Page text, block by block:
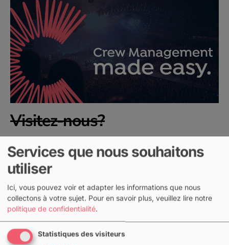
Visitez-nous?
…nous voulions en fait vous inviter à notre stand au
salon Prolight + Sound à Francfort, afin que vous
puissiez vous faire une première impression sur
CrewBrain. Cependant, en raison du nouveau
Coronavirus Covid-19, le salon a été reporté au mois
complètement annulé.
Services que nous souhaitons
utiliser
Ici, vous pouvez voir et adapter les informations que nous
collectons à votre sujet. Pour en savoir plus, veuillez lire notre
politique de confidentialité.
Statistiques des visiteurs